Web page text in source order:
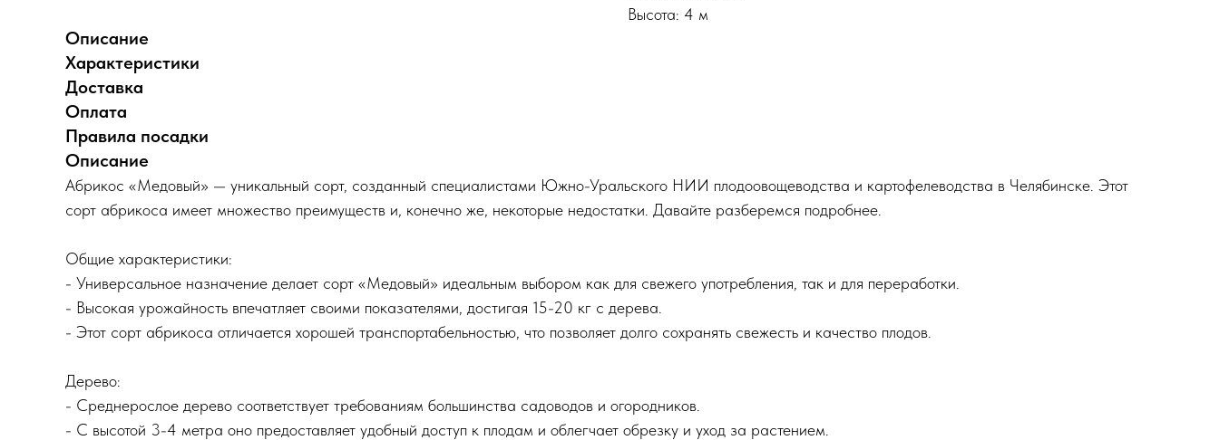
Высота: 4 м
Описание
Характеристики
Доставка
Оплата
Правила посадки
Описание
Абрикос «Медовый» — уникальный сорт, созданный специалистами Южно-Уральского НИИ плодоовощеводства и картофелеводства в Челябинске. Этот
сорт абрикоса имеет множество преимуществ и, конечно же, некоторые недостатки. Давайте разберемся подробнее.
Общие характеристики:
- Универсальное назначение делает сорт «Медовый» идеальным выбором как для свежего употребления, так и для переработки.
- Высокая урожайность впечатляет своими показателями, достигая 15-20 кг с дерева.
- Этот сорт абрикоса отличается хорошей транспортабельностью, что позволяет долго сохранять свежесть и качество плодов.
Дерево:
- Среднерослое дерево соответствует требованиям большинства садоводов и огородников.
- С высотой 3-4 метра оно предоставляет удобный доступ к плодам и облегчает обрезку и уход за растением.